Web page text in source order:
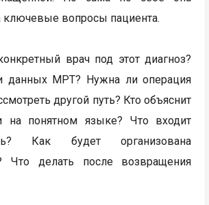
ключевые вопросы пациента.
врач под этот диагноз?
данных МРТ? Нужна ли операция
другой путь? Кто объяснит
на понятном языке? Что входит
Как будет организована
Что делать после возвращения